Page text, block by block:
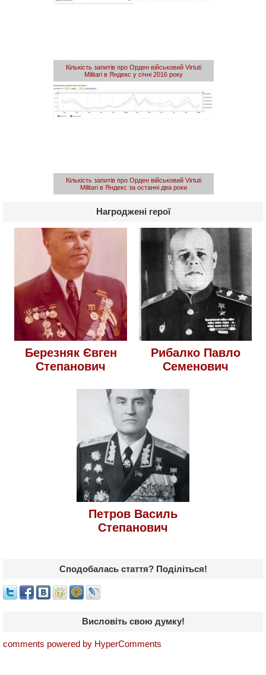
Кількість запитів про Орден військовий Virtuti
Militari в Яндекс у січні 2016 року
Кількість запитів про Орден військовий Virtuti
Militari в Яндекс за останні два роки
Нагроджені герої
Березняк Євген
Степанович
Рибалко Павло
Семенович
Петров Василь
Степанович
Сподобалась стаття? Поділіться!
Висловіть свою думку!
comments powered by HyperComments